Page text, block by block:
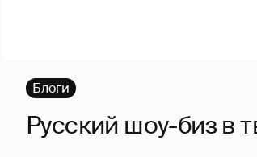
Блоги
Русский шоу-биз в